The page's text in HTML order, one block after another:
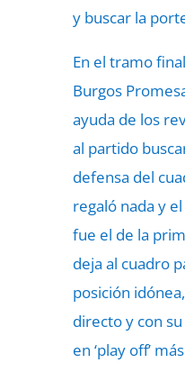
y buscar la
En el tramo
Burgos
ayuda de los
al partido
defensa del
regaló nada y
fue el de la
deja al cuadro
posición
directo y con
en ‘play off’